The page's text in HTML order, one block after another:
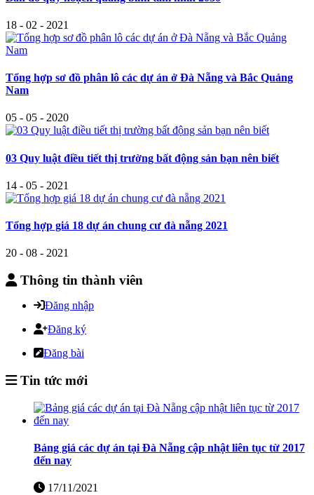
18 - 02 - 2021
Tổng hợp sơ đồ phân lô các dự án ở Đà Nẵng và Bắc Quảng
Nam
05 - 05 - 2020
03 Quy luật điều tiết thị trường bất động sản bạn nên biết
14 - 05 - 2021
Tổng hợp giá 18 dự án chung cư đà nẵng 2021
20 - 08 - 2021
Thông tin thành viên
Đăng nhập
Đăng ký
Đăng bài
Tin tức mới
Bảng giá các dự án tại Đà Nẵng cập nhật liên tục từ 2017
đến nay
17/11/2021